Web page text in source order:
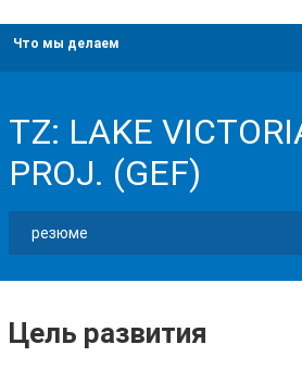
Что мы делаем
TZ: LAKE
PROJ. (GEF)
Цель развития